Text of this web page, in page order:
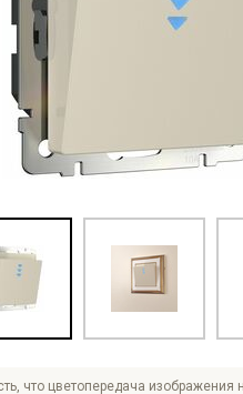
что цветопередача изображения